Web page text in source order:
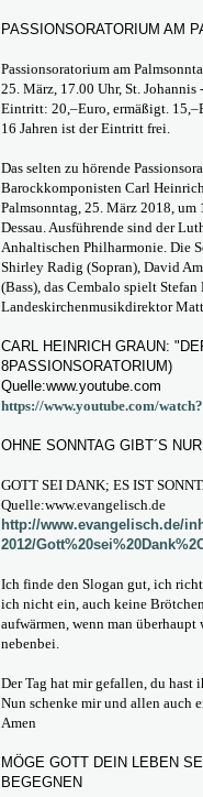
PASSIONSORATORIUM AM
Passionsoratorium am
25. März, 17.00 Uhr, St. Johannis
Eintritt: 20,–Euro, ermäßigt.
16 Jahren ist der Eintritt frei.
Das selten zu hörende
Barockkomponisten Carl
Palmsonntag, 25. März 2018,
Dessau. Ausführende sind der
Anhaltischen Philharmonie. Die
Shirley Radig (Sopran), David
(Bass), das Cembalo spielt
Landeskirchenmusikdirektor
CARL HEINRICH GRAUN:
8PASSIONSORATORIUM)
Quelle:www.youtube.com
https://www.youtube.com/
OHNE SONNTAG GIBT´S
GOTT SEI DANK; ES IST
Quelle:www.evangelisch.de
http://www.evangelisch.de/
2012/
Ich finde den Slogan gut, ich
ich nicht ein, auch keine
aufwärmen, wenn man überhaupt
nebenbei.
Der Tag hat mir gefallen, du hast
Nun schenke mir und allen auch
Amen
MÖGE GOTT DEIN LEBEN
BEGEGNEN